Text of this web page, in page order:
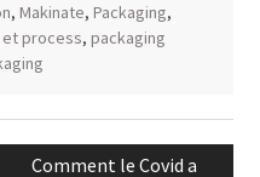
, Makinate, Packaging,
process, packaging
Next
Comment le Covid a